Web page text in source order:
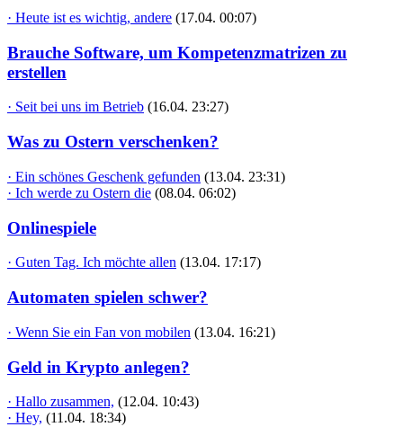
· Heute ist es wichtig, andere (17.04. 00:07)
Brauche Software, um Kompetenzmatrizen zu
erstellen
· Seit bei uns im Betrieb (16.04. 23:27)
Was zu Ostern verschenken?
· Ein schönes Geschenk gefunden (13.04. 23:31)
· Ich werde zu Ostern die (08.04. 06:02)
Onlinespiele
· Guten Tag. Ich möchte allen (13.04. 17:17)
Automaten spielen schwer?
· Wenn Sie ein Fan von mobilen (13.04. 16:21)
Geld in Krypto anlegen?
· Hallo zusammen, (12.04. 10:43)
· Hey, (11.04. 18:34)